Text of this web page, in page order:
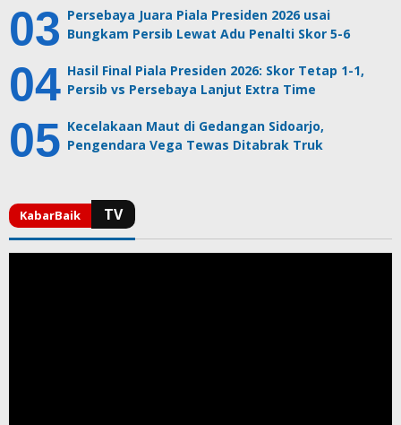
Persebaya Juara Piala Presiden 2026 usai
Bungkam Persib Lewat Adu Penalti Skor 5-6
Hasil Final Piala Presiden 2026: Skor Tetap 1-1,
Persib vs Persebaya Lanjut Extra Time
Kecelakaan Maut di Gedangan Sidoarjo,
Pengendara Vega Tewas Ditabrak Truk